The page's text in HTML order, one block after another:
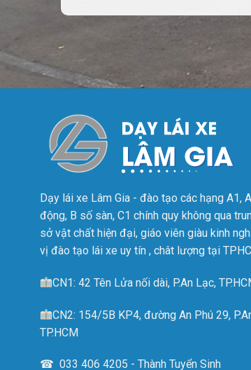
Dạy lái xe Lâm Gia - đào tạo các hạng A1,
động, B số sàn, C1 chính quy không qua
sở vật chất hiện đại, giáo viên giàu kinh
vị đào tạo lái xe uy tín , chât lượng tại
CN1: 42 Tên Lửa nối dài, P.An Lạc,
CN2: 154/5B KP4, đường An Phú 29,
TP.HCM
☎ 033 406 4205 - Thành Tuyển Sinh